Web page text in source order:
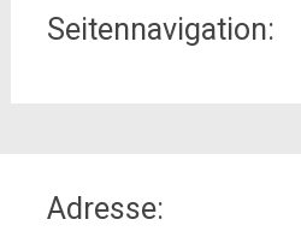
Seitennavigation:
Organisation
Adresse: